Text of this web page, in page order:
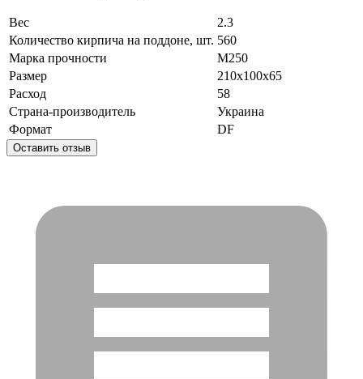
Вес
2.3
Количество кирпича на поддоне, шт. 560
Марка прочности
М250
Размер
210x100x65
Расход
58
Страна-производитель
Украина
Формат
DF
Оставить отзыв